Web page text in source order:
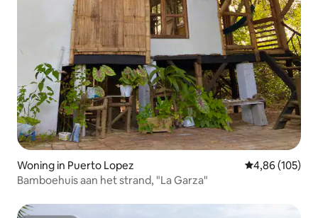
Woning in Puerto Lopez Gemiddelde
4,86 (105)
Bamboehuis aan het strand, "La Garza"